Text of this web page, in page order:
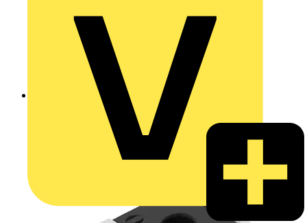
Zurück zu Produkte